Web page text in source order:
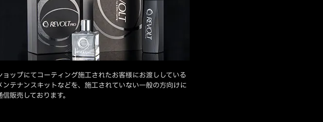
ョップにてコーティング施工されたお客様にお渡ししている
ンテナンスキットなどを、施工されていない一般の方向けに
信販売しております。